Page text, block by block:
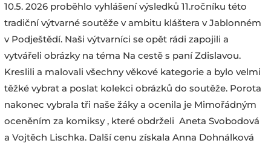
10.5. 2026 proběhlo vyhlášení výsledků 11.ročníku této
tradiční výtvarné soutěže v ambitu kláštera v Jablonném
v Podještědí. Naši výtvarníci se opět rádi zapojili a
vytvářeli obrázky na téma Na cestě s paní Zdislavou.
Kreslili a malovali všechny věkové kategorie a bylo velmi
těžké vybrat a poslat kolekci obrázků do soutěže. Porota
nakonec vybrala tři naše žáky a ocenila je Mimořádným
oceněním za komiksy , které obdrželi Aneta Svobodová
a Vojtěch Lischka. Další cenu získala Anna Dohnálková